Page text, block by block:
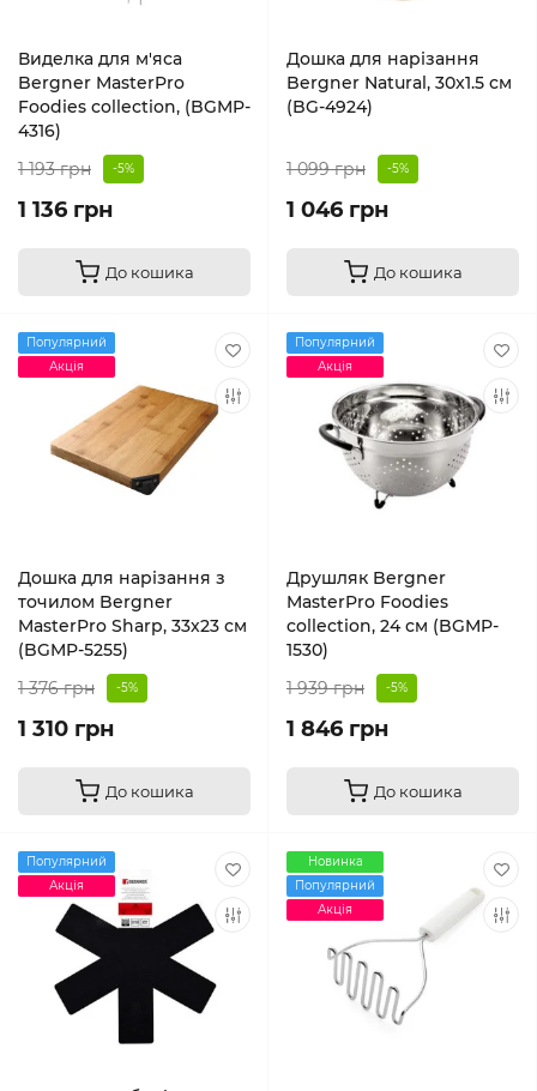
Виделка для м'яса
Bergner MasterPro
Foodies collection, (BGMP-
4316)
1 193 грн
-5%
1 136 грн
До кошика
Дошка для нарізання
Bergner Natural, 30x1.5 см
(BG-4924)
1 099 грн -5%
1 046 грн
До кошика
Популярний
Акція
Дошка для нарізання з
точилом Bergner
MasterPro Sharp, 33х23 см
(BGMP-5255)
1 376 грн
-5%
1 310 грн
До кошика
Популярний
Акція
Друшляк Bergner
MasterPro Foodies
collection, 24 см (BGMP-
1530)
1 939 грн
-5%
1 846 грн
До кошика
Популярний
Акція
Новинка
Популярний
Акція